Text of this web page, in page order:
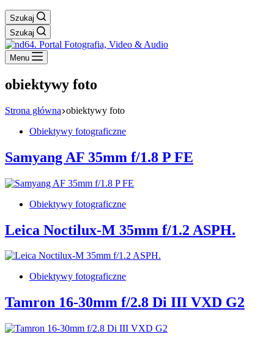
Szukaj
Szukaj
Menu
obiektywy foto
Strona główna obiektywy foto
Obiektywy fotograficzne
Samyang AF 35mm f/1.8 P FE
Obiektywy fotograficzne
Leica Noctilux-M 35mm f/1.2 ASPH.
Obiektywy fotograficzne
Tamron 16-30mm f/2.8 Di III VXD G2